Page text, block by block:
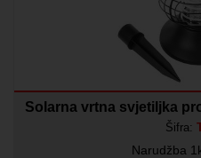
Solarna vrtna svjetiljka
Šifra:
Narudžba